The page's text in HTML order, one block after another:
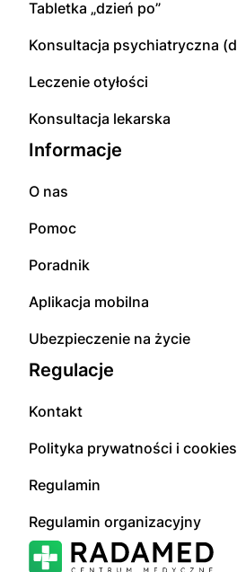
Tabletka „dzień po”
Konsultacja psychiatryczna
Leczenie otyłości
Konsultacja lekarska
Informacje
O nas
Pomoc
Poradnik
Aplikacja mobilna
Ubezpieczenie na życie
Regulacje
Kontakt
Polityka prywatności i cookies
Regulamin
Regulamin organizacyjny